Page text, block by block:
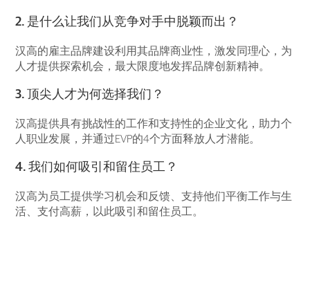
2. 是什么让我们从竞争对手中脱颖而出？
汉高的雇主品牌建设利用其品牌商业性，激发同理心，为
人才提供探索机会，最大限度地发挥品牌创新精神。
3. 顶尖人才为何选择我们？
汉高提供具有挑战性的工作和支持性的企业文化，助力个
人职业发展，并通过EVP的4个方面释放人才潜能。
4. 我们如何吸引和留住员工？
汉高为员工提供学习机会和反馈、支持他们平衡工作与生
活、支付高薪，以此吸引和留住员工。